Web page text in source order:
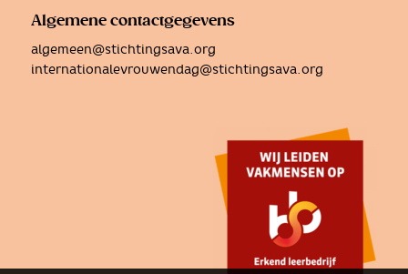
Algemene contactgegevens
algemeen@stichtingsava.org
internationalevrouwendag@stichtingsava.org